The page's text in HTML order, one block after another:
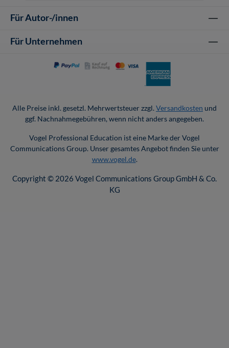
Für Autor-/innen
Für Unternehmen
Alle Preise inkl. gesetzl. Mehrwertsteuer zzgl. Versandkosten und
ggf. Nachnahmegebühren, wenn nicht anders angegeben.
Vogel Professional Education ist eine Marke der Vogel
Communications Group. Unser gesamtes Angebot finden Sie unter
www.vogel.de.
Copyright © 2026 Vogel Communications Group GmbH & Co.
KG